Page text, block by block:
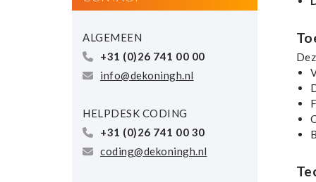
ALGEMEEN
+31 (0)26 741 00 00
info@dekoningh.nl
HELPDESK CODING
+31 (0)26 741 00 30
coding@dekoningh.nl